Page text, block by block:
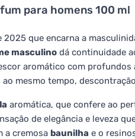
para homens 100 ml
2025 que encarna a
masculino dá continuidade
aromático com profundos
mesmo tempo,
aromática, que confere ao
de elegância e leveza
a cremosa baunilha e o